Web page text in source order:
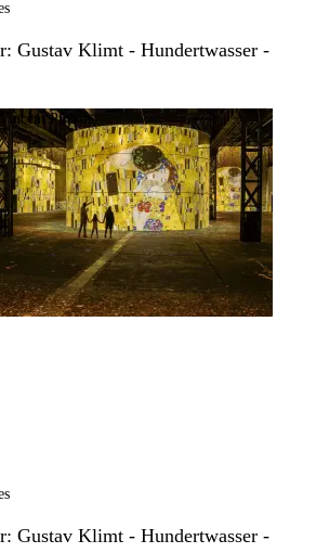
Gustav Klimt - Hundertwasser -
Pinson
Gustav Klimt - Hundertwasser -